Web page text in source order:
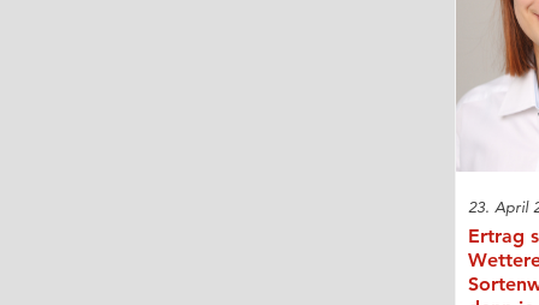
23. April
Ertrag